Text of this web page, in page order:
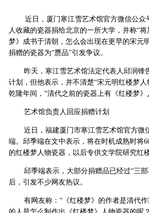
近日，厦门寒江雪艺术馆官方微信公众
人收藏的瓷器捐给北京的一所大学，并称“
梦》成书于清朝，怎么会出现在更早的宋元
捐赠的瓷器为“赝品”引发争议。
昨天，寒江雪艺术馆法定代表人邱润锋告
计划，但他表示，并不清楚“宋元明红楼梦
乾隆年间，“清代之前的瓷器上有《红楼梦
艺术馆负责人回应捐赠计划
近日，福建厦门市寒江雪艺术馆官方微信
端。邱季端在文中表示，将在时机成熟时将
的红楼梦人物瓷器，以后专供文学院研究红
邱季端表示，大部分捐赠品已经过“三部
后，引发不少网友热议。
有网友称：“《红楼梦》的作者是清代作